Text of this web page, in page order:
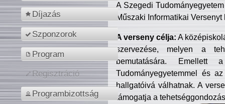
Díjazás
Szponzorok
Program
Regisztráció
Programbizottság
A Szegedi
Műszaki Informatikai
A verseny célja: A
szervezése, melyen a
bemutatására. Emellett
Tudományegyetemmel és
hallgatóivá válhatnak. A
támogatja a